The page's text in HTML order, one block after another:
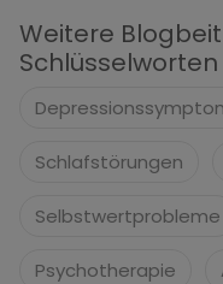
Weitere
Schlüsselworten
Schlafstörungen
Selbstwertprobleme
Psychotherapie